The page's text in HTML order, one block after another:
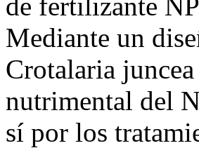
Mediante un
Crotalaria
nutrimental del
sí por los